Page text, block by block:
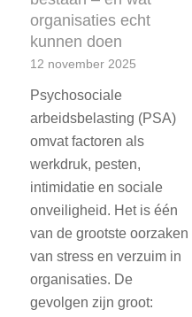
organisaties echt
kunnen doen
12 november 2025
Psychosociale
arbeidsbelasting (PSA)
omvat factoren als
werkdruk, pesten,
intimidatie en sociale
onveiligheid. Het is één
van de grootste oorzaken
van stress en verzuim in
organisaties. De
gevolgen zijn groot: